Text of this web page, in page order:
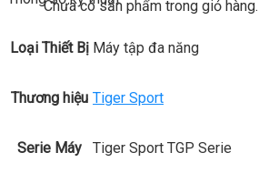
Chưa có sản phẩm trong giỏ hàng.
Loại Thiết Bị Máy tập đa năng
Thương hiệu Tiger Sport
Serie Máy
Tiger Sport TGP Serie